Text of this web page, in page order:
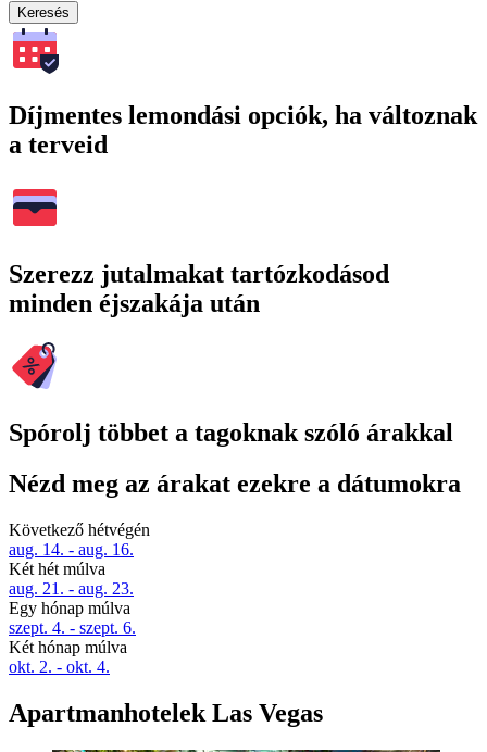
Keresés
Díjmentes lemondási opciók, ha változnak
a terveid
Szerezz jutalmakat tartózkodásod
minden éjszakája után
Spórolj többet a tagoknak szóló árakkal
Nézd meg az árakat ezekre a dátumokra
Következő hétvégén
aug. 14. - aug. 16.
Két hét múlva
aug. 21. - aug. 23.
Egy hónap múlva
szept. 4. - szept. 6.
Két hónap múlva
okt. 2. - okt. 4.
Apartmanhotelek Las Vegas